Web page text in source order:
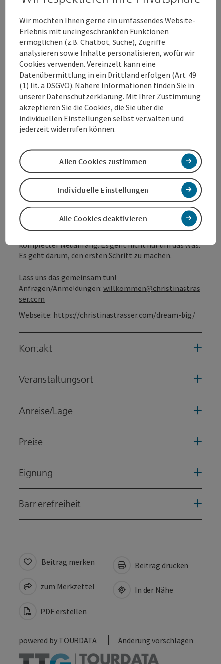
denken.
Ich habe es selbst erlebt, und ich sage dir, JA, du darfst
es dir erlauben! Alles.
Mit meinem Vortrag möchte ich dich motivieren, dich
und dein Gefühl ernst zu nehmen:
Du bist mutig genug, um deinem Wunsch nach
Veränderung nachzugehen.
Du erfährst, wie du endlich ins Tun kommst und
den Kreislauf aus Warten und Aufschieben
verlässt.
Du merkst, dass du auf diesem Weg nicht alleine
Teilnehmer:innen inspirieren.
Vor allem aber nimmst du etwas mit, das oft der
entscheidende Unterschied ist: den Mut, es zu
versuchen.
Nicht perfekt. Nicht von heute auf morgen.
Aber ehrlich. Und auf deine Weise.
Dein Traum kann Realität werden. ✨
Ob Jobwechsel, Reise, Herzensprojekt oder
kompletter Neuanfang. Es geht nicht nur um das Was.
Es geht darum, den ersten Schritt zu machen.
Lass uns das gemeinsam tun!
Anfragen/Anmeldungen: willkommen@christinastras
ser.com
Webseite: https://christinastrasser.com/dream-big/
Kontakt
Veranstaltungsort
Anreise/Lage
Preise
Eignung
Barrierefreiheit
Beitrag merken
zum Merkzettel
PDF erstellen
Beitrag drucken
In der Nähe
powered by TOURDATA Änderung vorschlagen
Wir möchten Ihnen gerne ein umfassendes Website-
Erlebnis mit uneingeschränkten Funktionen
ermöglichen (z.B. Chatbot, Suche), Zugriffe
analysieren sowie Inhalte personalisieren, wofür wir
Cookies verwenden. Vereinzelt kann eine
Datenübermittlung in ein Drittland erfolgen (Art. 49
(1) lit. a DSGVO). Nähere Informationen finden Sie in
unserer Datenschutzerklärung. Mit Ihrer Zustimmung
akzeptieren Sie die Cookies, die Sie über die
individuellen Einstellungen selbst verwalten und
jederzeit widerrufen können.
Alle Cookies deaktivieren
Individuelle Einstellungen
Allen Cookies zustimmen